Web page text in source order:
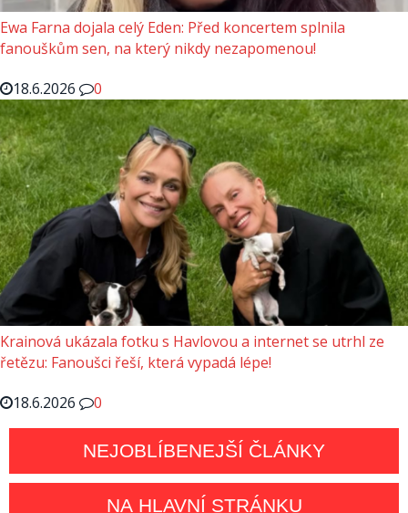
Ewa Farna dojala celý Eden: Před koncertem splnila
fanouškům sen, na který nikdy nezapomenou!
18.6.2026
0
Krainová ukázala fotku s Havlovou a internet se utrhl ze
řetězu: Fanoušci řeší, která vypadá lépe!
18.6.2026
0
NEJOBLÍBENEJŠÍ ČLÁNKY
NA HLAVNÍ STRÁNKU